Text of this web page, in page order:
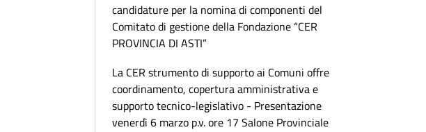
candidature per la nomina di componenti del
Comitato di gestione della Fondazione “CER
PROVINCIA DI ASTI”
La CER strumento di supporto ai Comuni offre
coordinamento, copertura amministrativa e
supporto tecnico-legislativo - Presentazione
venerdì 6 marzo p.v. ore 17 Salone Provinciale